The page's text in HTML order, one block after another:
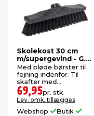
Skolekost 30 cm
m/supergevind - G.
Funder
Med bløde børster til
fejning indenfor. Til
skafter med
supergevind.
69,95pr. stk.
Lev. omk. tillægges
Webshop Butik